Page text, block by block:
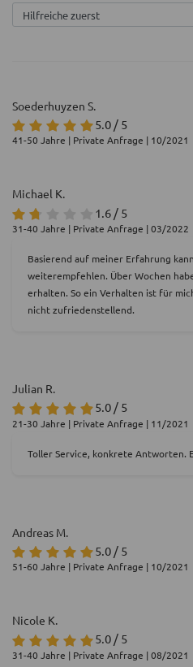
Soederhuyzen S.
5.0 / 5
41-50 Jahre | Private Anfrage | 10/2021
Michael K.
1.6 / 5
31-40 Jahre | Private Anfrage | 03/2022
Basierend auf meiner Erfahrung
weiterempfehlen. Über Wochen
erhalten. So ein Verhalten ist für
nicht zufriedenstellend.
Julian R.
5.0 / 5
21-30 Jahre | Private Anfrage | 11/2021
Toller Service, konkrete Antworten.
Andreas M.
5.0 / 5
51-60 Jahre | Private Anfrage | 10/2021
Nicole K.
5.0 / 5
31-40 Jahre | Private Anfrage | 08/2021